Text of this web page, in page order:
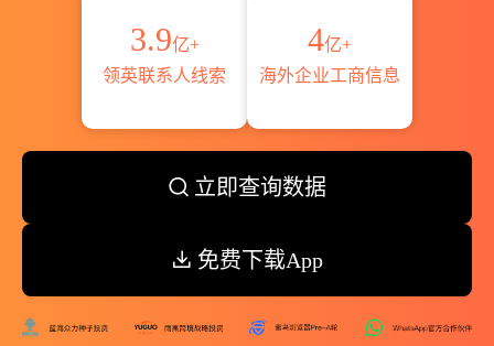
3.9亿+
领英联系人线索
4亿+
海外企业工商信息
立即查询数据
免费下载App